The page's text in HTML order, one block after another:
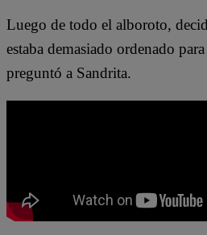
Luego de todo el alboroto,
estaba demasiado ordenado
preguntó a Sandrita.